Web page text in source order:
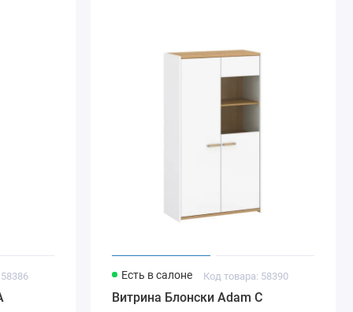
Есть в салоне Код товара: 58390
Витрина Блонски Adam C